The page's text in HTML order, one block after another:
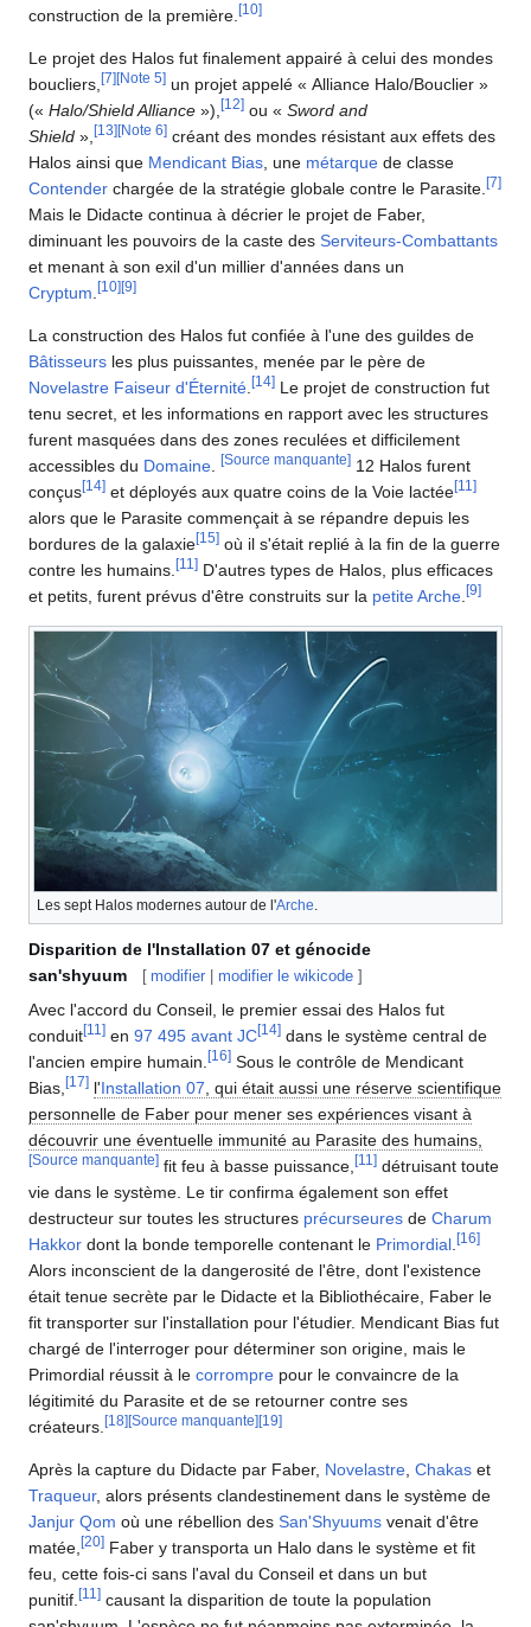
construction de la première. [10]
Le projet des Halos fut finalement appairé à celui des mondes
boucliers, [7] [Note 5] un projet appelé « Alliance Halo/Bouclier »
(« Halo/Shield Alliance »), [12] ou « Sword and
Shield », [13] [Note 6] créant des mondes résistant aux effets des
Halos ainsi que Mendicant Bias , une métarque de classe
Contender chargée de la stratégie globale contre le Parasite. [7]
Mais le Didacte continua à décrier le projet de Faber,
diminuant les pouvoirs de la caste des Serviteurs-Combattants
et menant à son exil d'un millier d'années dans un
Cryptum [10] [9]
La construction des Halos fut confiée à l'une des guildes de
Bâtisseurs les plus puissantes, menée par le père de
Novelastre Faiseur d'Éternité [14] Le projet de construction fut
tenu secret, et les informations en rapport avec les structures
furent masquées dans des zones reculées et difficilement
accessibles du Domaine [Source manquante] 12 Halos furent
conçus[14] et déployés aux quatre coins de la Voie lactée[11 ]
alors que le Parasite commençait à se répandre depuis les
bordures de la galaxie[15] où il s'était replié à la fin de la guerre
contre les humains. [11 ] D'autres types de Halos, plus efficaces
et petits, furent prévus d'être construits sur la petite Arche [9]
Les sept Halos modernes autour de l'Arche.
Disparition de l'Installation 07 et génocide
san'shyuum
[ modifier |modifier le wikicode ]
Avec l'accord du Conseil, le premier essai des Halos fut
conduit[11] en 97 495 avant JC[14] dans le système central de
l'ancien empire humain. [16] Sous le contrôle de Mendicant
Bias, [17] l'Installation 07, qui était aussi une réserve scientifique
personnelle de Faber pour mener ses expériences visant à
découvrir une éventuelle immunité au Parasite des humains,
[Source manquante] fit feu à basse puissance, [11] détruisant toute
vie dans le système. Le tir confirma également son effet
destructeur sur toutes les structures précurseures de Charum
Hakkor dont la bonde temporelle contenant le Primordial. [16]
Alors inconscient de la dangerosité de l'être, dont l'existence
était tenue secrète par le Didacte et la Bibliothécaire, Faber le
fit transporter sur l'installation pour l'étudier. Mendicant Bias fut
chargé de l'interroger pour déterminer son origine, mais le
Primordial réussit à le corrompre pour le convaincre de la
légitimité du Parasite et de se retourner contre ses
créateurs. [18] [Source manquante] [19]
Après la capture du Didacte par Faber, Novelastre, Chakas et
Traqueur, alors présents clandestinement dans le système de
Janjur Qom où une rébellion des San'Shyuums venait d'être
matée, [20] Faber y transporta un Halo dans le système et fit
feu, cette fois-ci sans l'aval du Conseil et dans un but
punitif. [11] causant la disparition de toute la population